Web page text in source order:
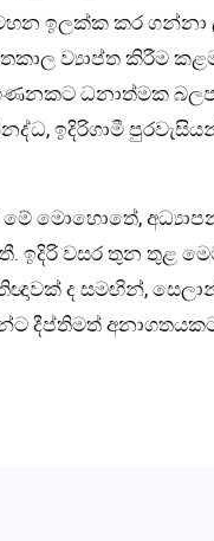
ඉලක්ක කර ගන්නා
ව්‍යාප්ත කිරීම
ධනාත්මක
ඉදිරිගාමී
මේ මොහොතේ,
ඉදිරි වසර තුන තුළ
ද සමඟින්,
දීප්තිමත්